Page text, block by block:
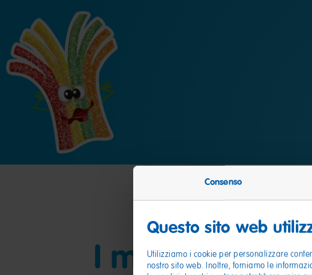
Consenso
Questo sito web
Utilizziamo i cookie per personalizzare
nostro sito web. Inoltre, forniamo le
I miei amici